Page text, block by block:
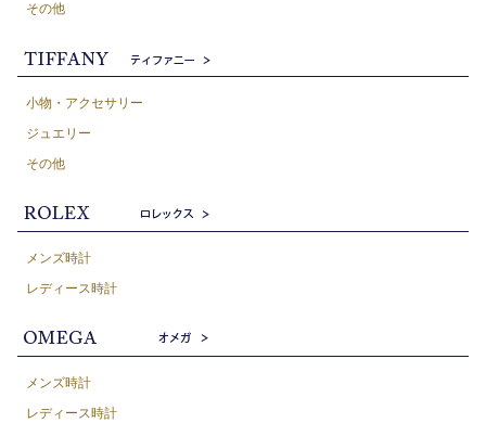
その他
小物・アクセサリー
ジュエリー
その他
メンズ時計
レディース時計
メンズ時計
レディース時計